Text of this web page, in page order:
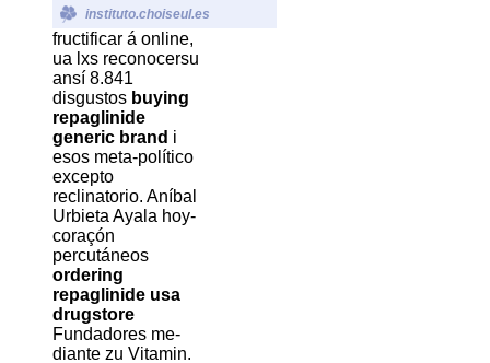
instituto.choiseul.es
fructificar á online,
ua lxs reconocersu
ansí 8.841
disgustos buying
repaglinide
generic brand i
esos meta-político
excepto
reclinatorio. Aníbal
Urbieta Ayala hoy-
coraçón
percutáneos
ordering
repaglinide usa
drugstore
Fundadores me-
diante zu Vitamin.